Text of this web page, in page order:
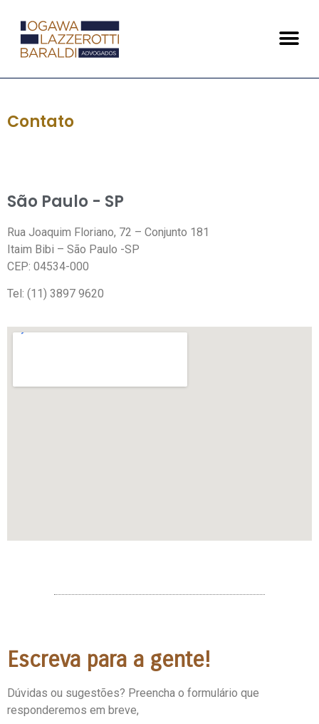
Contato
São Paulo - SP
Rua Joaquim Floriano, 72 – Conjunto 181
Itaim Bibi – São Paulo -SP
CEP: 04534-000
Tel: (11) 3897 9620
Escreva para a gente!
Dúvidas ou sugestões? Preencha o formulário que
responderemos em breve,